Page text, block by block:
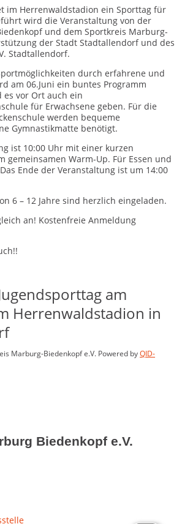
im Herrenwaldstadion ein Sporttag für
wird die Veranstaltung von der
und dem Sportkreis Marburg-
der Stadt Stadtallendorf und des
Stadtallendorf.
durch erfahrene und
am 06.Juni ein buntes Programm
es vor Ort auch ein
für Erwachsene geben. Für die
werden bequeme
Gymnastikmatte benötigt.
ist 10:00 Uhr mit einer kurzen
gemeinsamen Warm-Up. Für Essen und
Ende der Veranstaltung ist um 14:00
6 – 12 Jahre sind herzlich eingeladen.
an! Kostenfreie Anmeldung
am
Herrenwaldstadion in
Marburg-Biedenkopf e.V. Powered byQID-
Biedenkopf e.V.